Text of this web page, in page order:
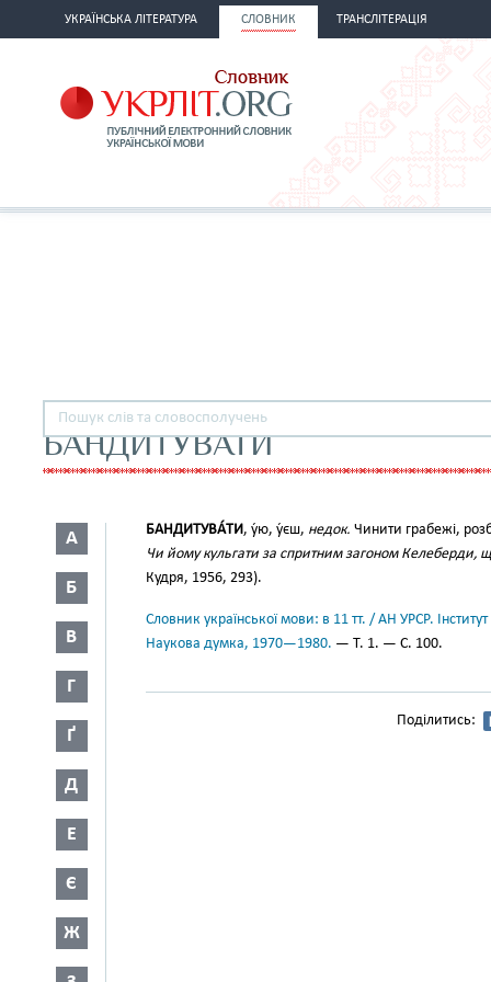
УКРАЇНСЬКА ЛІТЕРАТУРА СЛОВНИК ТРАНСЛІТЕРАЦІЯ
БАНДИТУВАТИ
А
Б
В
Г
Ґ
Д
Е
Є
Ж
БАНДИТУВА́ТИ, у́ю, у́єш, недок. Чинити грабежі,
Чи йому кульгати за спритним загоном Келеберди,
Кудря, 1956, 293).
Словник української мови: в 11 тт. / АН УРСР.
Наукова думка, 1970—1980. — Т. 1. — С. 100.
Поділитись: